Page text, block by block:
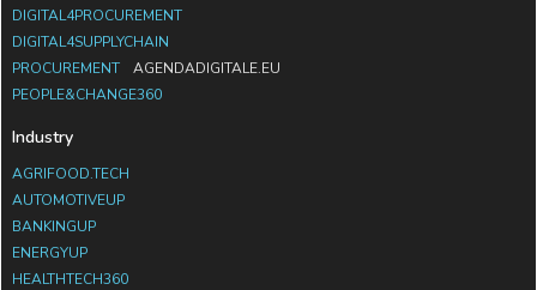
DIGITAL4PROCUREMENT
DIGITAL4SUPPLYCHAIN
PROCUREMENT
AGENDADIGITALE.EU
PEOPLE&CHANGE360
Industry
AGRIFOOD.TECH
AUTOMOTIVEUP
BANKINGUP
ENERGYUP
HEALTHTECH360